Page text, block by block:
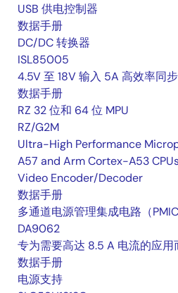
USB 供电控制器
数据手册
DC/DC 转换器
ISL85005
4.5V 至 18V 输入 5A 高效率同
数据手册
RZ 32 位和 64 位 MPU
RZ/G2M
Ultra-High Performance
A57 and Arm Cortex-A53
Video Encoder/Decoder
数据手册
多通道电源管理集成电路（PMIC
DA9062
专为需要高达 8.5 A 电流的应用
数据手册
电源支持